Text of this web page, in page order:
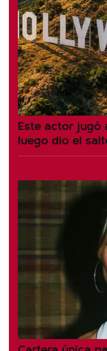
Este actor jugó
luego dio el